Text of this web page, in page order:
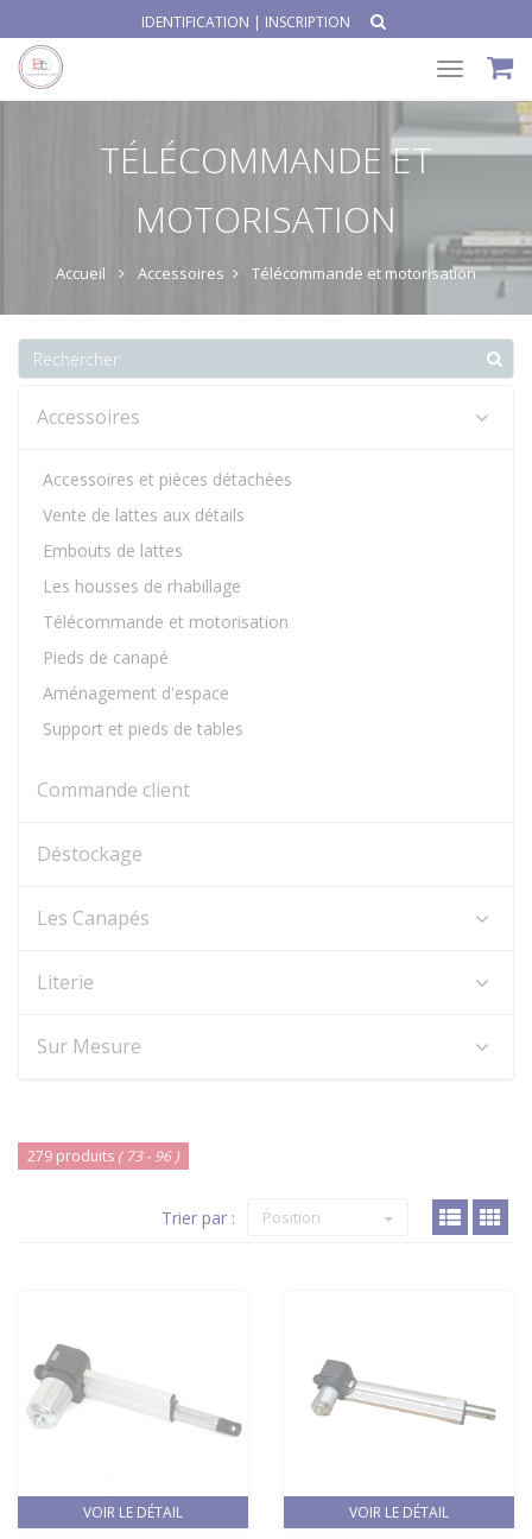
IDENTIFICATION | INSCRIPTION
Toggle
TÉLÉCOMMANDE ET
MOTORISATION
Accueil Accessoires Télécommande et motorisation
Accessoires
Accessoires et pièces détachées
Vente de lattes aux détails
Embouts de lattes
Les housses de rhabillage
Télécommande et motorisation
Pieds de canapé
Aménagement d'espace
Support et pieds de tables
Commande client
Déstockage
Les Canapés
Literie
Sur Mesure
279 produits ( 73 - 96 )
Trier par : Position
VOIR LE DÉTAIL VOIR LE DÉTAIL